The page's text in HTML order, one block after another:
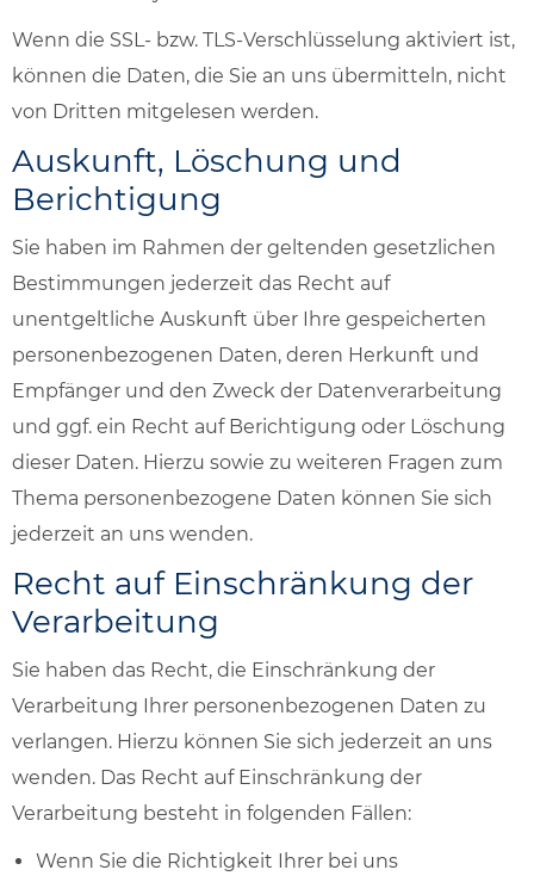
Wenn die SSL- bzw. TLS-Verschlüsselung aktiviert ist,
können die Daten, die Sie an uns übermitteln, nicht
von Dritten mitgelesen werden.
Auskunft, Löschung und
Berichtigung
Sie haben im Rahmen der geltenden gesetzlichen
Bestimmungen jederzeit das Recht auf
unentgeltliche Auskunft über Ihre gespeicherten
personenbezogenen Daten, deren Herkunft und
Empfänger und den Zweck der Datenverarbeitung
und ggf. ein Recht auf Berichtigung oder Löschung
dieser Daten. Hierzu sowie zu weiteren Fragen zum
Thema personenbezogene Daten können Sie sich
jederzeit an uns wenden.
Recht auf Einschränkung der
Verarbeitung
Sie haben das Recht, die Einschränkung der
Verarbeitung Ihrer personenbezogenen Daten zu
verlangen. Hierzu können Sie sich jederzeit an uns
wenden. Das Recht auf Einschränkung der
Verarbeitung besteht in folgenden Fällen:
Wenn Sie die Richtigkeit Ihrer bei uns